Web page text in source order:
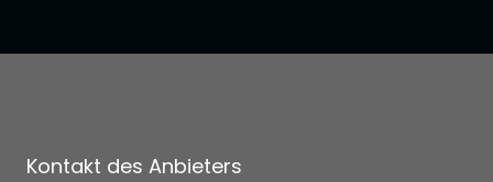
Kontakt des Anbieters